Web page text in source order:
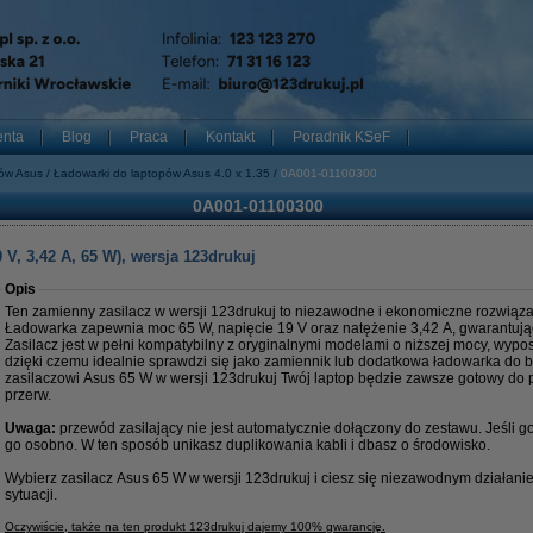
Blog Praca Kontakt Poradnik KSeF
Asus Ładowarki do laptopów Asus 4.0 x 1.35 0A001-01100300
0A001-01100300
3,42 A, 65 W), wersja 123drukuj
Opis
Ten zamienny zasilacz w wersji 123drukuj to niezawodne i ekonomiczne
Ładowarka zapewnia moc 65 W, napięcie 19 V oraz natężenie 3,42 A,
Zasilacz jest w pełni kompatybilny z oryginalnymi modelami o niższej mocy,
dzięki czemu idealnie sprawdzi się jako zamiennik lub dodatkowa ładowarka do
zasilaczowi Asus 65 W w wersji 123drukuj Twój laptop będzie zawsze gotowy do
przerw.
Uwaga: przewód zasilający nie jest automatycznie dołączony do zestawu. Jeśli
go osobno. W ten sposób unikasz duplikowania kabli i dbasz o środowisko.
Wybierz zasilacz Asus 65 W w wersji 123drukuj i ciesz się niezawodnym
sytuacji.
Oczywiście, także na ten produkt 123drukuj dajemy 100% gwarancję.